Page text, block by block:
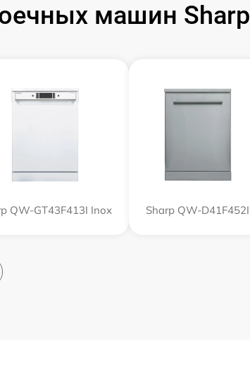
машин Sharp
QW-GT43F413I Inox Sharp QW-D41F452I